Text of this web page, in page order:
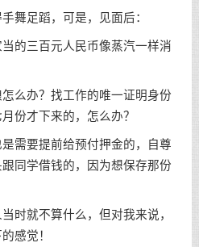
足蹈，可是，见面后：
三百元人民币像蒸汽一样消
办？找工作的唯一证明身份
份才下来的，怎么办？
要提前给预付押金的，自尊
同学借钱的，因为想保存那份
就不算什么，但对我来说，
感觉！